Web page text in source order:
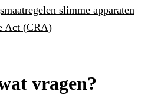
slimme apparaten
Act (CRA)
vragen?